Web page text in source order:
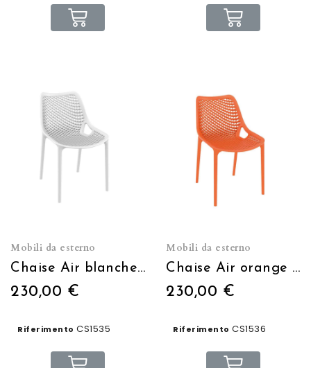
Mobili da esterno
Chaise Air blanche empilable
230,00 €
Riferimento CS1535
Mobili da esterno
Chaise Air orange empilable
230,00 €
Riferimento CS1536